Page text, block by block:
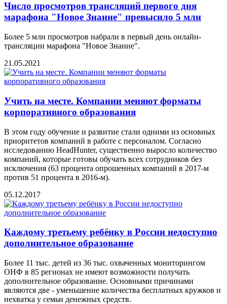
Число просмотров трансляций первого дня
марафона "Новое Знание" превысило 5 млн
Более 5 млн просмотров набрали в первый день онлайн-
трансляции марафона "Новое Знание".
21.05.2021
Учить на месте. Компании меняют форматы
корпоративного образования
В этом году обучение и развитие стали одними из основных
приоритетов компаний в работе с персоналом. Согласно
исследованию HeadHunter, существенно выросло количество
компаний, которые готовы обучать всех сотрудников без
исключения (63 процента опрошенных компаний в 2017-м
против 51 процента в 2016-м).
05.12.2017
Каждому третьему ребёнку в России недоступно
дополнительное образование
Более 11 тыс. детей из 36 тыс. охваченных мониторингом
ОНФ в 85 регионах не имеют возможности получать
дополнительное образование. Основными причинами
являются две - уменьшение количества бесплатных кружков и
нехватка у семьи денежных средств.